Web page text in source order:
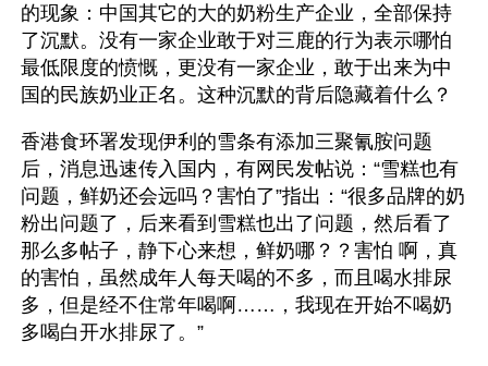
的现象：中国其它的大的奶粉生产企业，全部保持
了沉默。没有一家企业敢于对三鹿的行为表示哪怕
最低限度的愤慨，更没有一家企业，敢于出来为中
国的民族奶业正名。这种沉默的背后隐藏着什么？
香港食环署发现伊利的雪条有添加三聚氰胺问题
后，消息迅速传入国内，有网民发帖说：“雪糕也有
问题，鲜奶还会远吗？害怕了”指出：“很多品牌的奶
粉出问题了，后来看到雪糕也出了问题，然后看了
那么多帖子，静下心来想，鲜奶哪？？害怕 啊，真
的害怕，虽然成年人每天喝的不多，而且喝水排尿
多，但是经不住常年喝啊……，我现在开始不喝奶
多喝白开水排尿了。”